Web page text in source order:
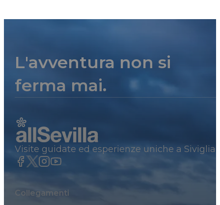
L'avventura non si
ferma mai.
Visite guidate ed esperienze uniche a Siviglia,
Collegamenti